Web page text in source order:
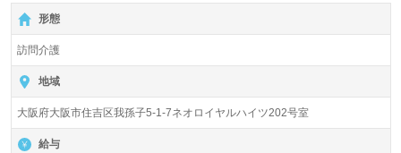
形態
訪問介護
地域
大阪府大阪市住吉区我孫子5-1-7ネオロイヤルハイツ202号室
給与